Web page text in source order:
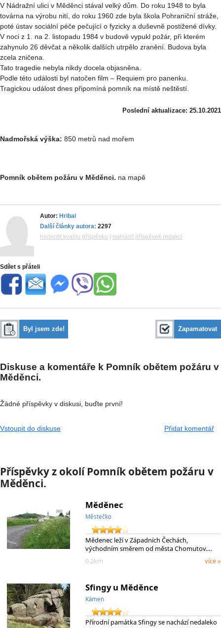
V Nádražní ulici v Měděnci stával velký dům. Do roku 1948 to byla
továrna na výrobu nití, do roku 1960 zde byla škola Pohraniční stráže,
poté ústav sociální péče pečující o fyzicky a duševně postižené dívky.
V noci z 1. na 2. listopadu 1984 v budově vypukl požár, při kterém
zahynulo 26 děvčat a několik dalších utrpělo zranění. Budova byla
zcela zničena.
Tato tragedie nebyla nikdy docela objasněna.
Podle této události byl natočen film – Requiem pro panenku.
Tragickou událost dnes připomíná pomník na místě neštěstí.
Poslední aktualizace: 25.10.2021
Nadmořská výška: 850 metrů nad mořem
Pomník obětem požáru v Měděnci. na mapě
Autor: Hribal
Další články autora: 2297
hodnotit kvalitu příspěvku
nahlásit příspěvek redakci
Sdílet s přáteli
Byl jsem zde! Zapamatovat
Diskuse a komentáře k Pomník obětem požáru v
Měděnci.
Žádné příspěvky v diskusi, buďte první!
Vstoupit do diskuse Přidat komentář
Příspěvky z okolí Pomník obětem požáru v
Měděnci.
Měděnec
Městečko
Mědenec leží v Západních Čechách,
východním směrem od města Chomutov.…
0.2km
více »
Sfingy u Měděnce
Kámen
Přírodní památka Sfingy se nachází nedaleko